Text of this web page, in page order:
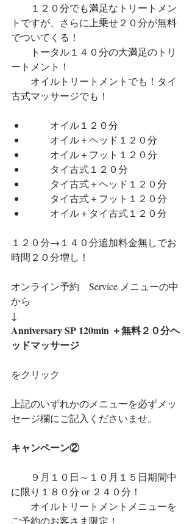
１２０分でも満足なトリートメン
トですが、さらに上乗せ２０分が無料
でついてくる！
トータル１４０分の大満足のトリ
ートメント！
オイルトリートメントでも！タイ
古式マッサージでも！
オイル１２０分
オイル＋ヘッド１２０分
オイル＋フット１２０分
タイ古式１２０分
タイ古式＋ヘッド１２０分
タイ古式＋フット１２０分
オイル＋タイ古式１２０分
１２０分→１４０分追加料金無しでお
時間２０分増し！
オンライン予約　Service メニューの中
から
↓
Anniversary SP 120min ＋無料２０分ヘ
ッドマッサージ
をクリック
上記のいずれかのメニューを必ずメッ
セージ欄にご記入くださいませ。
キャンペーン②
９月１０日～１０月１５日期間中
に限り１８０分 or ２４０分！
オイルトリートメントメニューを
ご予約のお客さま限定！